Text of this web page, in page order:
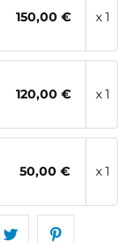
150,00 € x 1
120,00 € x 1
50,00 € x 1